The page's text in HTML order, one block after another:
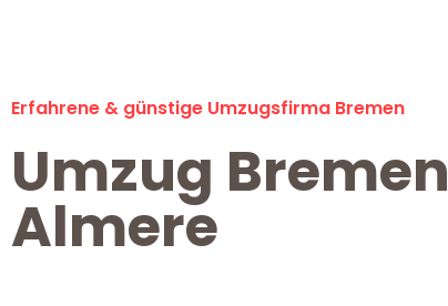
Erfahrene & günstige Umzugsfirma Bremen
Umzug Bremen
Almere